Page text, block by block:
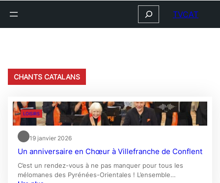
Search TVCAT
CHANTS CATALANS
LOISIRS
19 janvier 2026
Un anniversaire en Chœur à Villefranche de Conflent
C’est un rendez-vous à ne pas manquer pour tous les
mélomanes des Pyrénées-Orientales ! L’ensemble…